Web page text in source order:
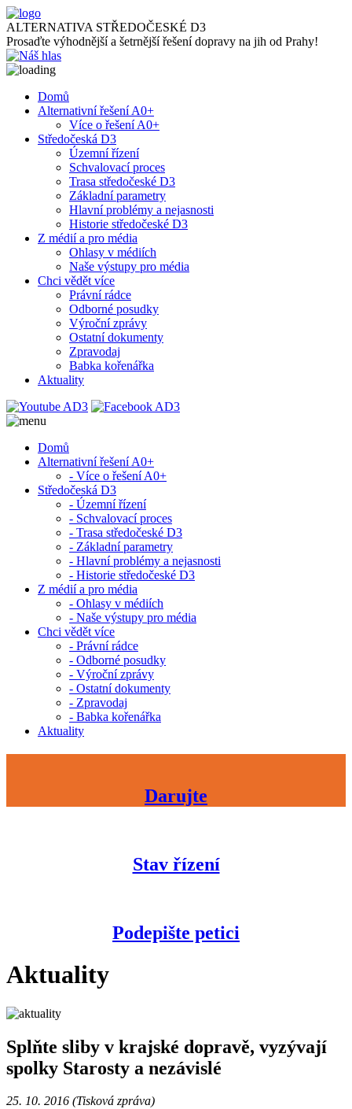
ALTERNATIVA STŘEDOČESKÉ D3
Prosaďte výhodnější a šetrnější řešení dopravy na jih od Prahy!
Domů
Alternativní řešení A0+
Více o řešení A0+
Středočeská D3
Územní řízení
Schvalovací proces
Trasa středočeské D3
Základní parametry
Hlavní problémy a nejasnosti
Historie středočeské D3
Z médií a pro média
Ohlasy v médiích
Naše výstupy pro média
Chci vědět více
Právní rádce
Odborné posudky
Výroční zprávy
Ostatní dokumenty
Zpravodaj
Babka kořenářka
Aktuality
Domů
Alternativní řešení A0+
- Více o řešení A0+
Středočeská D3
- Územní řízení
- Schvalovací proces
- Trasa středočeské D3
- Základní parametry
- Hlavní problémy a nejasnosti
- Historie středočeské D3
Z médií a pro média
- Ohlasy v médiích
- Naše výstupy pro média
Chci vědět více
- Právní rádce
- Odborné posudky
- Výroční zprávy
- Ostatní dokumenty
- Zpravodaj
- Babka kořenářka
Aktuality
Darujte
Stav řízení
Podepište petici
Aktuality
Splňte sliby v krajské dopravě, vyzývají
spolky Starosty a nezávislé
25. 10. 2016 (Tisková zpráva)